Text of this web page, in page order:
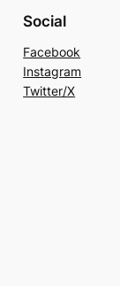
Social
Facebook
Instagram
Twitter/X